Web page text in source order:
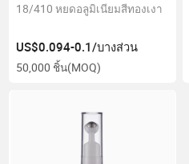
18/410 หยดอลูมิเนียมสีทองเงา
US$0.094-0.1/บางส่วน
50,000 ชิ้น(MOQ)